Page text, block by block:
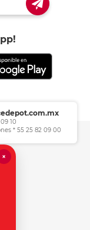
10
* 55 25 82 09 00
×